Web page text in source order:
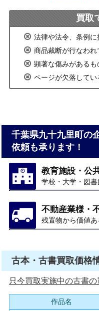
買取
法律や法令、条例
商品裁断が行なわれ
顕著な傷みがあるも
ページが欠落してい
千葉県九十九里町の
依頼も承ります！
教育施設・公
学校・大学・図書
不動産業様・
残置物から価値あ
古本・古書買取価格
只今買取実施中の古書
作品名